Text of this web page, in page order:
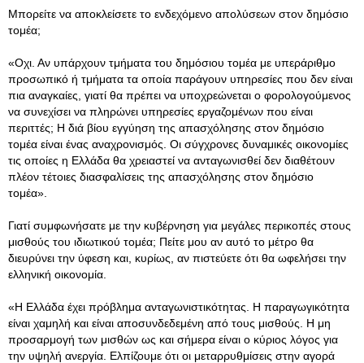
Μπορείτε να αποκλείσετε το ενδεχόμενο απολύσεων στον δημόσιο
τομέα;
«Οχι. Αν υπάρχουν τμήματα του δημόσιου τομέα με υπεράριθμο
προσωπικό ή τμήματα τα οποία παράγουν υπηρεσίες που δεν είναι
πια αναγκαίες, γιατί θα πρέπει να υποχρεώνεται ο φορολογούμενος
να συνεχίσει να πληρώνει υπηρεσίες εργαζομένων που είναι
περιττές; Η διά βίου εγγύηση της απασχόλησης στον δημόσιο
τομέα είναι ένας αναχρονισμός. Οι σύγχρονες δυναμικές οικονομίες
τις οποίες η Ελλάδα θα χρειαστεί να ανταγωνισθεί δεν διαθέτουν
πλέον τέτοιες διασφαλίσεις της απασχόλησης στον δημόσιο
τομέα».
Γιατί συμφωνήσατε με την κυβέρνηση για μεγάλες περικοπές στους
μισθούς του ιδιωτικού τομέα; Πείτε μου αν αυτό το μέτρο θα
διευρύνει την ύφεση και, κυρίως, αν πιστεύετε ότι θα ωφελήσει την
ελληνική οικονομία.
«Η Ελλάδα έχει πρόβλημα ανταγωνιστικότητας. Η παραγωγικότητα
είναι χαμηλή και είναι αποσυνδεδεμένη από τους μισθούς. Η μη
προσαρμογή των μισθών ως και σήμερα είναι ο κύριος λόγος για
την υψηλή ανεργία. Ελπίζουμε ότι οι μεταρρυθμίσεις στην αγορά